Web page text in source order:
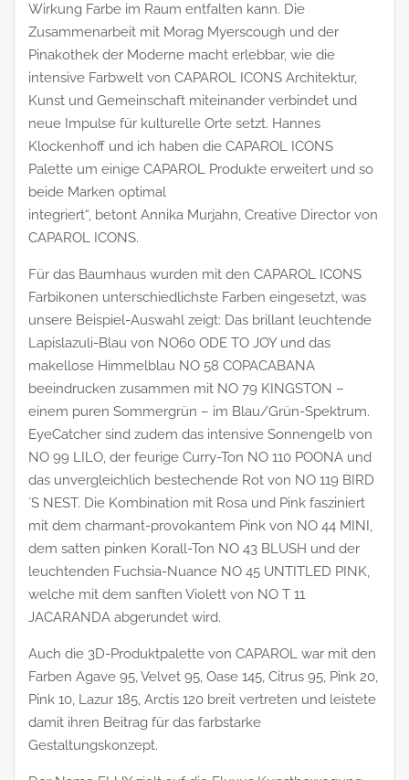
Wirkung Farbe im Raum entfalten kann. Die
Zusammenarbeit mit Morag Myerscough und der
Pinakothek der Moderne macht erlebbar, wie die
intensive Farbwelt von CAPAROL ICONS Architektur,
Kunst und Gemeinschaft miteinander verbindet und
neue Impulse für kulturelle Orte setzt. Hannes
Klockenhoff und ich haben die CAPAROL ICONS
Palette um einige CAPAROL Produkte erweitert und so
beide Marken optimal
integriert“, betont Annika Murjahn, Creative Director von
CAPAROL ICONS.
Für das Baumhaus wurden mit den CAPAROL ICONS
Farbikonen unterschiedlichste Farben eingesetzt, was
unsere Beispiel-Auswahl zeigt: Das brillant leuchtende
Lapislazuli-Blau von NO60 ODE TO JOY und das
makellose Himmelblau NO 58 COPACABANA
beeindrucken zusammen mit NO 79 KINGSTON –
einem puren Sommergrün – im Blau/Grün-Spektrum.
EyeCatcher sind zudem das intensive Sonnengelb von
NO 99 LILO, der feurige Curry-Ton NO 110 POONA und
das unvergleichlich bestechende Rot von NO 119 BIRD
´S NEST. Die Kombination mit Rosa und Pink fasziniert
mit dem charmant-provokantem Pink von NO 44 MINI,
dem satten pinken Korall-Ton NO 43 BLUSH und der
leuchtenden Fuchsia-Nuance NO 45 UNTITLED PINK,
welche mit dem sanften Violett von NO T 11
JACARANDA abgerundet wird.
Auch die 3D-Produktpalette von CAPAROL war mit den
Farben Agave 95, Velvet 95, Oase 145, Citrus 95, Pink 20,
Pink 10, Lazur 185, Arctis 120 breit vertreten und leistete
damit ihren Beitrag für das farbstarke
Gestaltungskonzept.